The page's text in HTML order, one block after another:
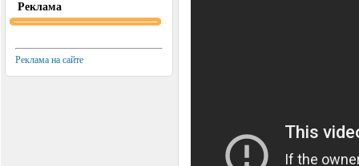
Реклама
Реклама на сайте